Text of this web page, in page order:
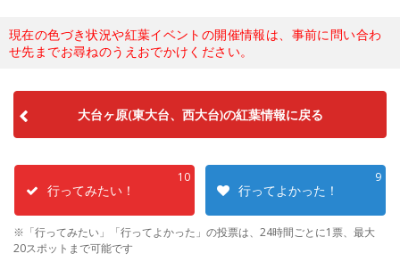
現在の色づき状況や紅葉イベントの開催情報は、事前に問い合わ
せ先までお尋ねのうえおでかけください。
大台ヶ原(東大台、西大台)の紅葉情報に戻る
10
行ってみたい！
9
行ってよかった！
※「行ってみたい」「行ってよかった」の投票は、24時間ごとに1票、最大
20スポットまで可能です